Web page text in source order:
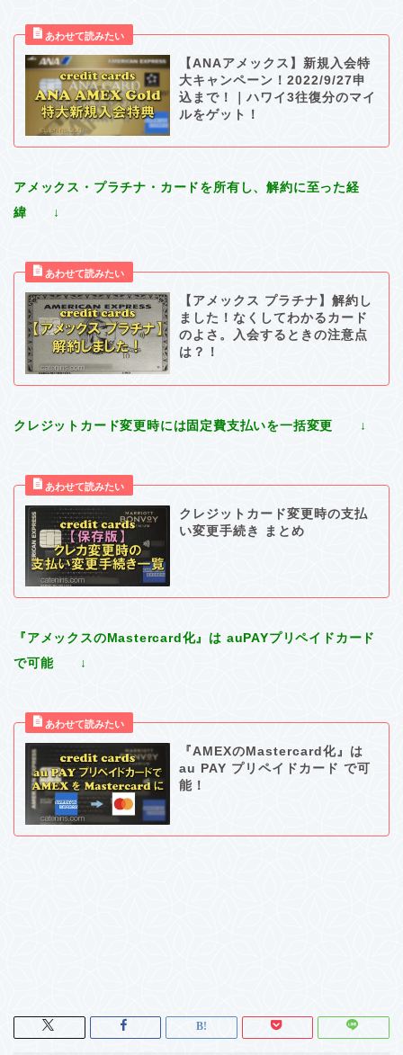
【ANAアメックス】新規入会特
大キャンペーン！2022/9/27申
込まで！｜ハワイ3往復分のマイ
ルをゲット！
アメックス・プラチナ・カードを所有し、解約に至った経
緯 ↓
【アメックス プラチナ】解約し
ました！なくしてわかるカード
のよさ。入会するときの注意点
は？！
クレジットカード変更時には固定費支払いを一括変更 ↓
クレジットカード変更時の支払
い変更手続き まとめ
『アメックスのMastercard化』は auPAYプリペイドカード
で可能 ↓
『AMEXのMastercard化』は
au PAY プリペイドカード で可
能！